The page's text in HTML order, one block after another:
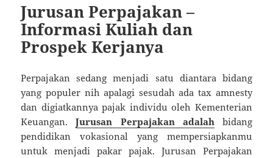
Jurusan Perpajakan –
Informasi Kuliah dan
Prospek Kerjanya
Perpajakan sedang menjadi satu diantara bidang
yang populer nih apalagi sesudah ada tax amnesty
dan digiatkannya pajak individu oleh Kementerian
Keuangan.Jurusan Perpajakan adalahbidang
pendidikan vokasional yang mempersiapkanmu
untuk menjadi pakar pajak. Jurusan Perpajakan